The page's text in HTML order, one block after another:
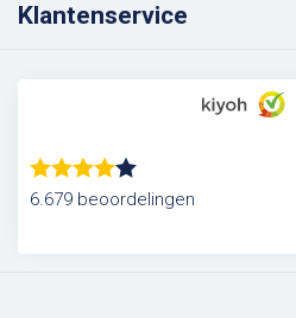
Klantenservice
6.679 beoordelingen